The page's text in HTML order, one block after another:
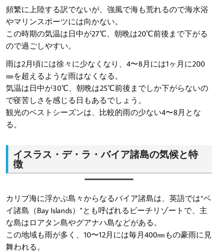
頻繁に上陸する訳でないが、強風で海も荒れるので海水浴
やマリンスポーツには向かない。
この時期の気温は日中が27℃、朝晩は20℃前後まで下がる
ので過ごしやすい。
雨は2月頃には徐々に少なくなり、4〜8月には1ヶ月に200
㎜を超えるような雨はなくなる。
気温は日中が30℃、朝晩は25℃前後までしか下がらないの
で寝苦しさを感じる日もあるでしょう。
観光のベストシーズンは、比較的雨の少ない4〜8月とな
る。
イスラス・デ・ラ・バイア諸島の気候と特
徴
カリブ海に浮かぶ島々からなるバイア諸島は、英語では“ベ
イ諸島（Bay Islands）”とも呼ばれるビーチリゾートで、主
な島はロアタン島やグアナハ島などがある。
この地域も雨が多く、10〜12月には毎月400㎜もの豪雨に見
舞われる。